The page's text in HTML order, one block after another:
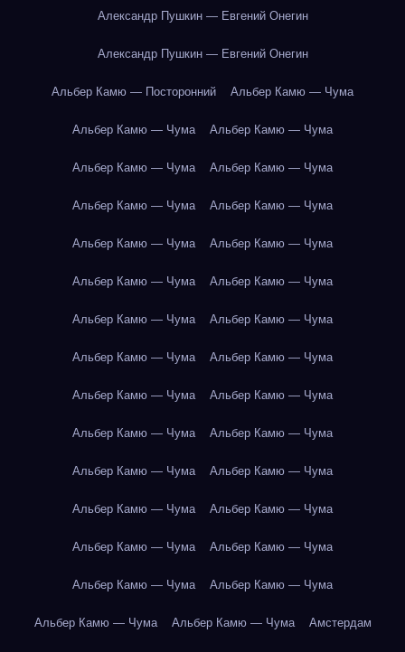
Александр Пушкин — Евгений Онегин
Александр Пушкин — Евгений Онегин
Альбер Камю — Посторонний Альбер Камю — Чума
Альбер Камю — Чума Альбер Камю — Чума
Альбер Камю — Чума Альбер Камю — Чума
Альбер Камю — Чума Альбер Камю — Чума
Альбер Камю — Чума Альбер Камю — Чума
Альбер Камю — Чума Альбер Камю — Чума
Альбер Камю — Чума Альбер Камю — Чума
Альбер Камю — Чума Альбер Камю — Чума
Альбер Камю — Чума Альбер Камю — Чума
Альбер Камю — Чума Альбер Камю — Чума
Альбер Камю — Чума Альбер Камю — Чума
Альбер Камю — Чума Альбер Камю — Чума
Альбер Камю — Чума Альбер Камю — Чума
Альбер Камю — Чума Альбер Камю — Чума
Альбер Камю — Чума Альбер Камю — Чума Амстердам